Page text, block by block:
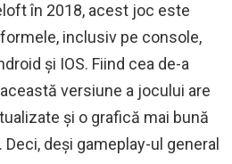
în 2018, acest joc este
inclusiv pe console,
și IOS. Fiind cea de-a
versiune a jocului are
și o grafică mai bună
deși gameplay-ul general